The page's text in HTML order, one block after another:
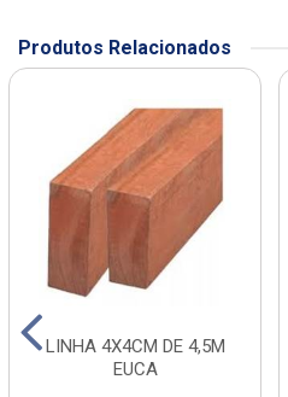
Produtos Relacionados
LINHA 4X4CM DE 4,5M
EUCA